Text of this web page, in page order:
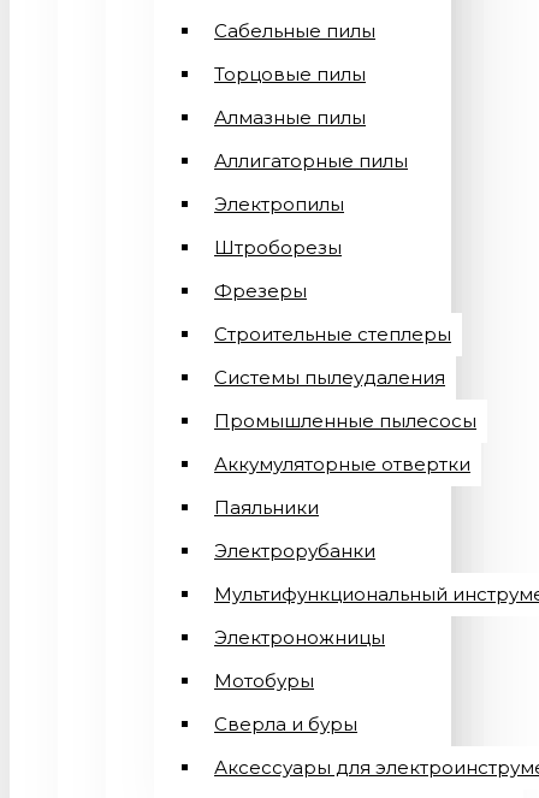
Сабельные пилы
Торцовые пилы
Алмазные пилы
Аллигаторные пилы
Электропилы
Штроборезы
Фрезеры
Строительные степлеры
Системы пылеудаления
Промышленные пылесосы
Аккумуляторные отвертки
Паяльники
Электрорубанки
Мультифункциональный
Электроножницы
Мотобуры
Сверла и буры
Аксессуары для